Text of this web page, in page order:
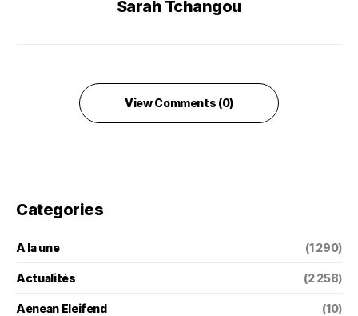
Sarah Tchangou
View Comments (0)
Categories
A la une (1 290)
Actualités (2 258)
Aenean Eleifend (10)